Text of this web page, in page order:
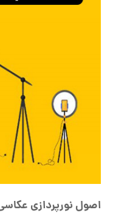
اصول نورپردازی